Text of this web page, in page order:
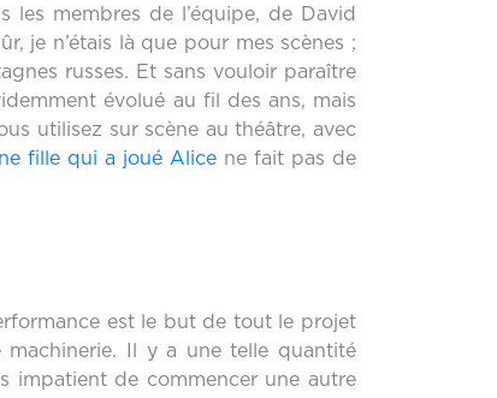
les membres de l’équipe, de David
je n’étais là que pour mes scènes ;
russes. Et sans vouloir paraître
évolué au fil des ans, mais
utilisez sur scène au théâtre, avec
fille qui a joué Alice ne fait pas de
est le but de tout le projet
machinerie. Il y a une telle quantité
impatient de commencer une autre